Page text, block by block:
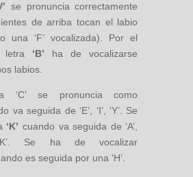
se pronuncia correctamente
de arriba tocan el labio
una ‘F’ vocalizada). Por el
letra ‘B’ ha de vocalizarse
labios.
‘C’ se pronuncia como
va seguida de ‘E’, ‘I’, ‘Y’. Se
‘K’ cuando va seguida de ‘A’,
‘K’. Se ha de vocalizar
es seguida por una ‘H’.